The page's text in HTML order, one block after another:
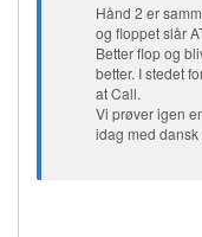
Hånd 2 er
og floppet slår
Better flop og
better. I stedet
at Call.
Vi prøver igen
idag med